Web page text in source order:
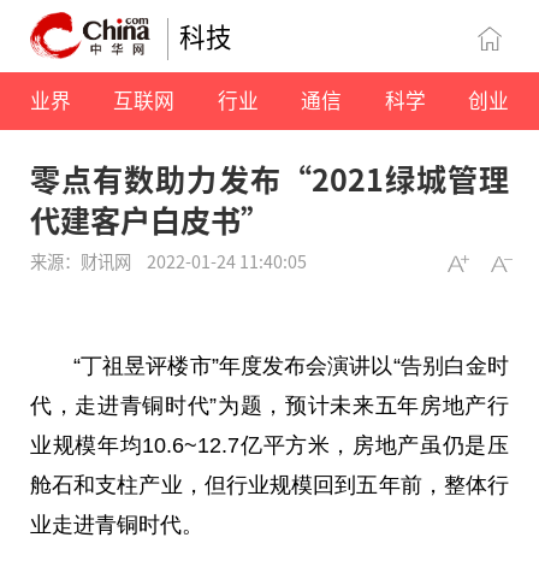
科技
业界 互联网 行业 通信 科学 创业
零点有数助力发布“2021绿城管理
代建客户白皮书”
来源：财讯网 2022-01-24 11:40:05
“丁祖昱评楼市”年度发布会演讲以“告别白金时
代，走进青铜时代”为题，预计未来五年房地产行
业规模年均10.6~12.7亿平方米，房地产虽仍是压
舱石和支柱产业，但行业规模回到五年前，整体行
业走进青铜时代。